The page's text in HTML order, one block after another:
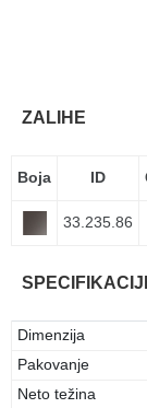
ZALIHE
Boja ID
33.235.86
Dimenzija
Pakovanje
Neto težina